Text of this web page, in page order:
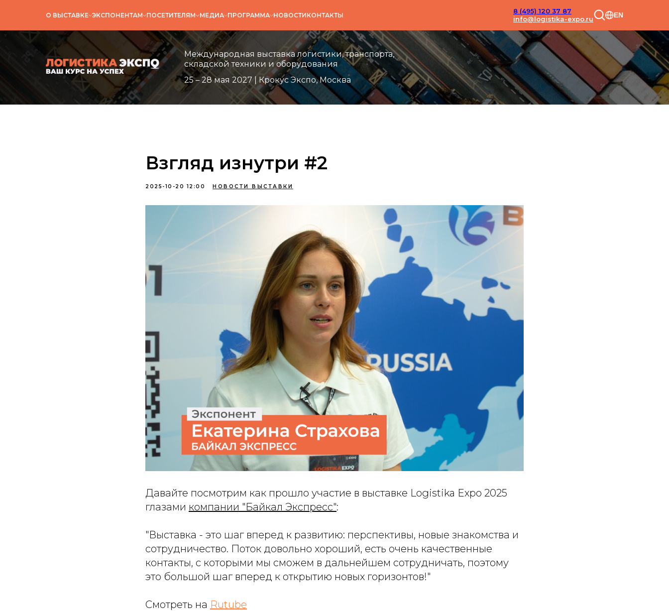
Международная выставка логистики, транспорта,
складской техники и оборудования
25 – 28 мая 2027 | Крокус Экспо, Москва
О ВЫСТАВКЕ ЭКСПОНЕНТАМ ПОСЕТИТЕЛЯМ МЕДИА ПРОГРАММА НОВОСТИКОНТАКТЫ
8 (495) 120 37 87
info@logistika-expo.ru
EN
Взгляд изнутри #2
2025-10-20 12:00 НОВОСТИ ВЫСТАВКИ
Давайте посмотрим как прошло участие в выставке Logistika Expo 2025
глазами компании "Байкал Экспресс":
"Выставка - это шаг вперед к развитию: перспективы, новые знакомства и
сотрудничество. Поток довольно хороший, есть очень качественные
контакты, с которыми мы сможем в дальнейшем сотрудничать, поэтому
это большой шаг вперед к открытию новых горизонтов!"
Смотреть на Rutube